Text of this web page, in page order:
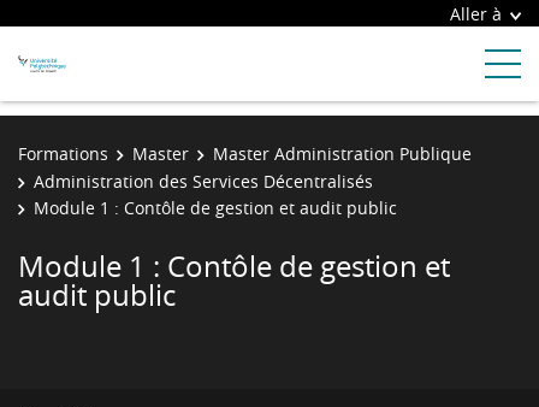
Aller à
Formations Master
Master Administration Publique
Administration des Services Décentralisés
Module 1 : Contôle de gestion et audit public
Module 1 : Contôle de gestion et
audit public